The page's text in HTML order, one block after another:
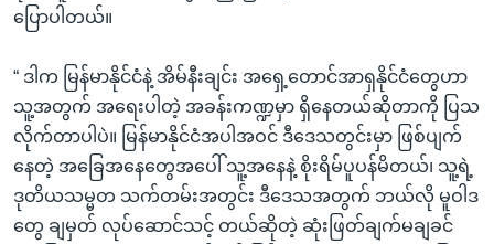
ပြောပါတယ်။
“ ဒါက မြန်မာနိုင်ငံနဲ့ အိမ်နီးချင်း အရှေ့တောင်အာရှနိုင်ငံတွေဟာ
သူ့အတွက် အရေးပါတဲ့ အခန်းကဏ္ဍမှာ ရှိနေတယ်ဆိုတာကို ပြသ
လိုက်တာပါပဲ။ မြန်မာနိုင်ငံအပါအဝင် ဒီဒေသတွင်းမှာ ဖြစ်ပျက်
နေတဲ့ အခြေအနေတွေအပေါ် သူ့အနေနဲ့ စိုးရိမ်ပူပန်မိတယ်၊ သူ့ရဲ့
ဒုတိယသမ္မတ သက်တမ်းအတွင်း ဒီဒေသအတွက် ဘယ်လို မူဝါဒ
တွေ ချမှတ် လုပ်ဆောင်သင့် တယ်ဆိုတဲ့ ဆုံးဖြတ်ချက်မချခင်